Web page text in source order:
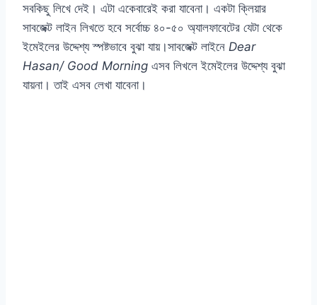
সবকিছু লিখে দেই। এটা একেবারেই করা যাবেনা। একটা ক্লিয়ার
সাবজেক্ট লাইন লিখতে হবে সর্বোচ্চ ৪০-৫০ অ্যালফাবেটের যেটা থেকে
ইমেইলের উদ্দেশ্য স্পষ্টভাবে বুঝা যায়।সাবজেক্ট লাইনে Dear
Hasan/ Good Morning এসব লিখলে ইমেইলের উদ্দেশ্য বুঝা
যায়না। তাই এসব লেখা যাবেনা।